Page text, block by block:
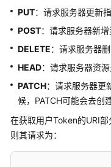
共
数
视
帮
助
文
PUT：请求服务器更新指
POST：请求服务器新增
DELETE：请求服务器
HEAD：请求服务器资源
PATCH：请求服务器更
候，PATCH可能会去创
在获取用户Token的URI
则其请求为：